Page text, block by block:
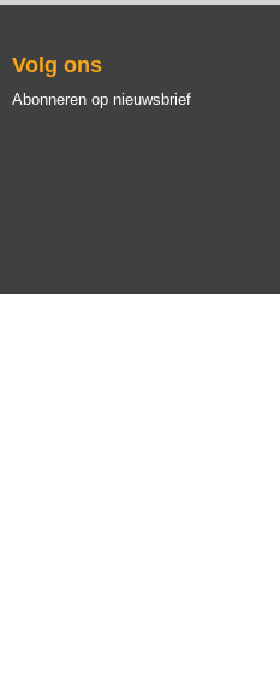
Volg ons
Abonneren op nieuwsbrief